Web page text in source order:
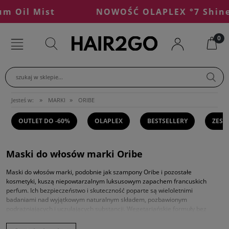
Oil Mist NOWOŚĆ OLAPLEX °7
szukaj w sklepie...
Jesteś w: » MARKI » ORIBE
OUTLET DO -60% OLAPLEX BESTSELLERY
Maski do włosów marki Oribe
Maski do włosów marki, podobnie jakszampony Oribe i pozostałe
kosmetyki, kuszą niepowtarzalnym luksusowym zapachem francuskich
perfum. Ich bezpieczeństwo i skuteczność poparte są wieloletnimi
badaniami nad wyjątkowym naturalnym składem, pozbawionym
podrażniających i uczulających substancji. Wegetariańskie formuły bez
komponentów dla efektu zdrowych, pięknych i odżywionych włosów w